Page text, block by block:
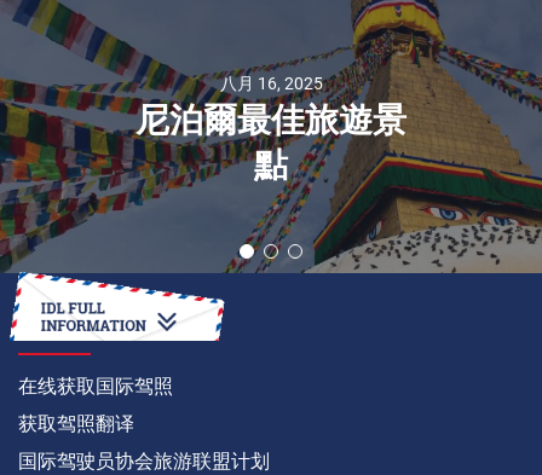
八月 16, 2025
尼泊爾最佳旅遊景
點
如何
在线获取国际驾照
获取驾照翻译
国际驾驶员协会旅游联盟计划